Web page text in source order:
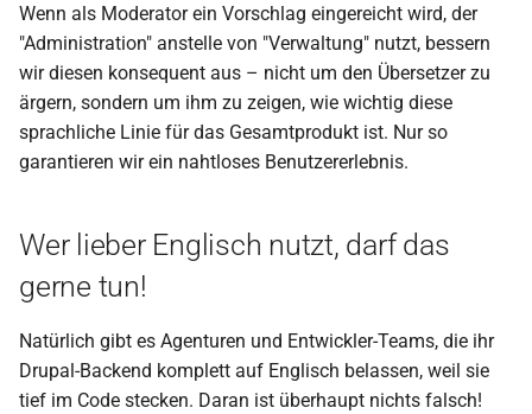
Wenn als Moderator ein Vorschlag eingereicht wird, der
"Administration" anstelle von "Verwaltung" nutzt, bessern
wir diesen konsequent aus – nicht um den Übersetzer zu
ärgern, sondern um ihm zu zeigen, wie wichtig diese
sprachliche Linie für das Gesamtprodukt ist. Nur so
garantieren wir ein nahtloses Benutzererlebnis.
Wer lieber Englisch nutzt, darf das
gerne tun!
Natürlich gibt es Agenturen und Entwickler-Teams, die ihr
Drupal-Backend komplett auf Englisch belassen, weil sie
tief im Code stecken. Daran ist überhaupt nichts falsch!